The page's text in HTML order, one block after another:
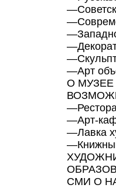
—
—
—
—
—
—Арт
О МУЗЕЕ
—
—Арт-
—Лавка
—
СМИ О